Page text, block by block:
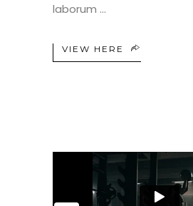
laborum
VIEW HERE